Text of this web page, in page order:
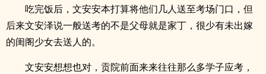
吃完饭后，文安安本打算将他们几人送至考场门口，但
后来文安泽说一般送考的不是父母就是家丁，很少有未出嫁
的闺阁少女去送人的。
文安安想想也对，贡院前面来来往往那么多学子应考，